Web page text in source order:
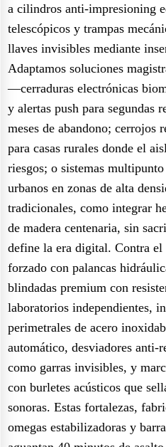
a cilindros anti-impresioning
telescópicos y trampas
llaves invisibles mediante
Adaptamos soluciones
—cerraduras electrónicas
y alertas push para segundas
meses de abandono; cerrojos
para casas rurales donde el
riesgos; o sistemas
urbanos en zonas de alta
tradicionales, como integrar
de madera centenaria, sin
define la era digital. Contra
forzado con palancas
blindadas premium con
laboratorios independientes,
perimetrales de acero
automático, desviadores anti-
como garras invisibles, y
con burletes acústicos que
sonoras. Estas fortalezas,
omegas estabilizadoras y